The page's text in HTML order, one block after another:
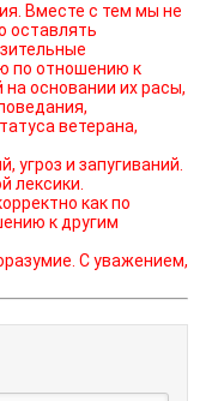
Вместе с тем мы не
оставлять
по отношению к
основании их расы,
ветерана,
угроз и запугиваний.
лексики.
как по
к другим
С уважением,